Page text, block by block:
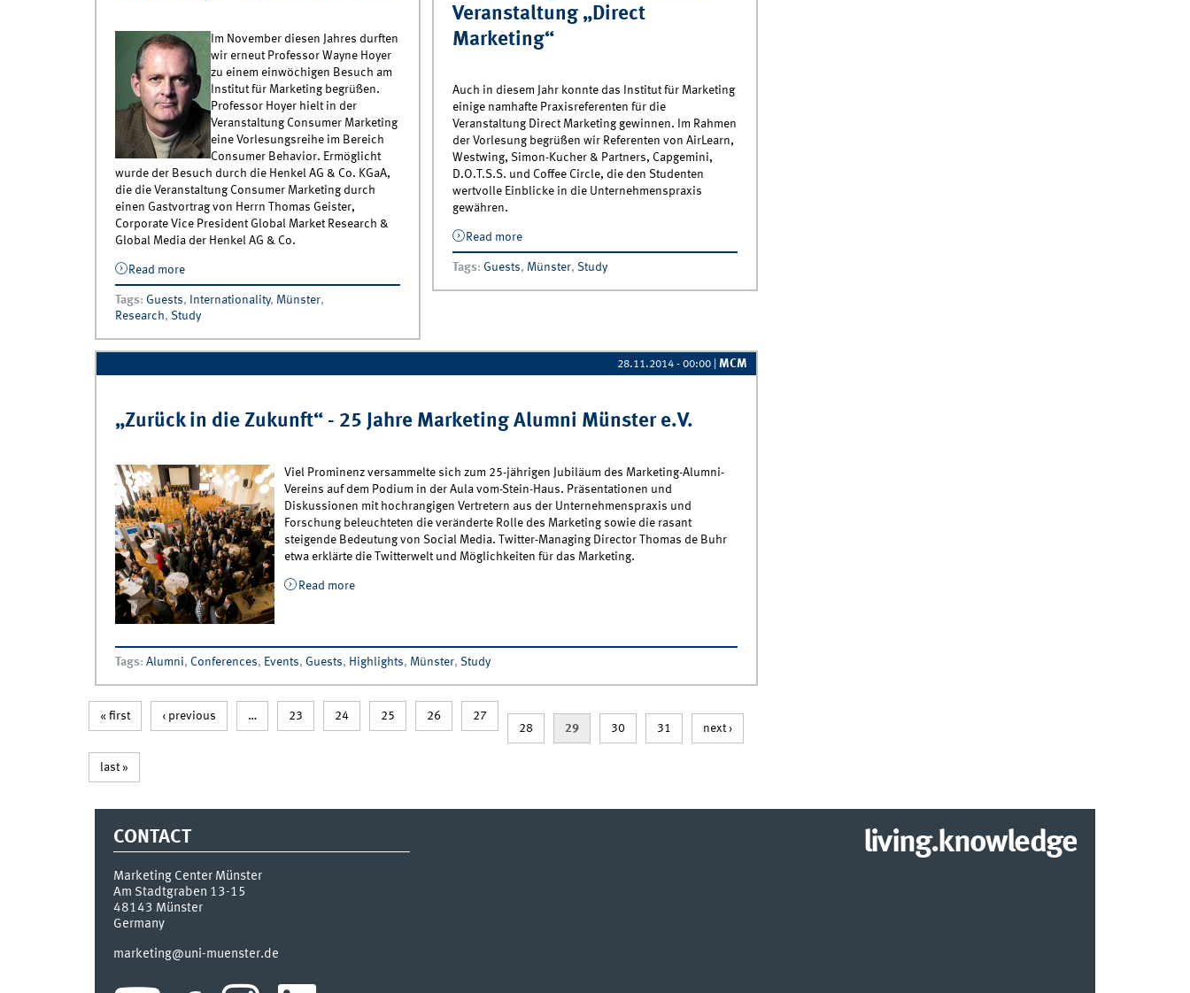
Im November diesen Jahres durften
wir erneut Professor Wayne Hoyer
zu einem einwöchigen Besuch am
Institut für Marketing begrüßen.
Professor Hoyer hielt in der
Veranstaltung Consumer Marketing
eine Vorlesungsreihe im Bereich
Consumer Behavior. Ermöglicht
wurde der Besuch durch die Henkel AG & Co. KGaA,
die die Veranstaltung Consumer Marketing durch
einen Gastvortrag von Herrn Thomas Geister,
Corporate Vice President Global Market Research &
Global Media der Henkel AG & Co.
Read more
Tags: Guests, Internationality, Münster,
Research, Study
Veranstaltung „Direct
Marketing“
Auch in diesem Jahr konnte das Institut für Marketing
einige namhafte Praxisreferenten für die
Veranstaltung Direct Marketing gewinnen. Im Rahmen
der Vorlesung begrüßen wir Referenten von AirLearn,
Westwing, Simon-Kucher & Partners, Capgemini,
D.O.T.S.S. und Coffee Circle, die den Studenten
wertvolle Einblicke in die Unternehmenspraxis
gewähren.
Read more
Veranstaltung „Direct Marketing“
Tags: Guests, Münster, Study
28.11.2014 - 00:00 |MCM
„Zurück in die Zukunft“ - 25 Jahre Marketing Alumni Münster e.V.
Viel Prominenz versammelte sich zum 25-jährigen Jubiläum des Marketing-Alumni-
Vereins auf dem Podium in der Aula vom-Stein-Haus. Präsentationen und
Diskussionen mit hochrangigen Vertretern aus der Unternehmenspraxis und
Forschung beleuchteten die veränderte Rolle des Marketing sowie die rasant
steigende Bedeutung von Social Media. Twitter-Managing Director Thomas de Buhr
etwa erklärte die Twitterwelt und Möglichkeiten für das Marketing.
Read moreabout „Zurück in die Zukunft“ - 25 Jahre Marketing Alumni Münster e.V.
Tags: Alumni, Conferences, Events, Guests, Highlights, Münster, Study
« first ‹ previous … 23 24 25 26
27
28
29 30 31 next ›
last »
CONTACT
Marketing Center Münster
Am Stadtgraben 13-15
48143 Münster
Germany
marketing@uni-muenster.de
living.knowledge